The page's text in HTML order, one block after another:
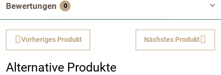
Bewertungen 0
Vorheriges Produkt Nächstes Produkt
Alternative Produkte